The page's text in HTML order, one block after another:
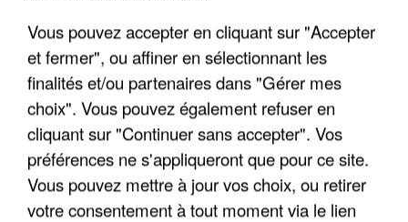
LES ARTICLES LES PLUS VUS
Vous pouvez accepter en cliquant sur "Accepter
et fermer", ou affiner en sélectionnant les
finalités et/ou partenaires dans "Gérer mes
choix". Vous pouvez également refuser en
cliquant sur "Continuer sans accepter". Vos
préférences ne s'appliqueront que pour ce site.
Vous pouvez mettre à jour vos choix, ou retirer
votre consentement à tout moment via le lien